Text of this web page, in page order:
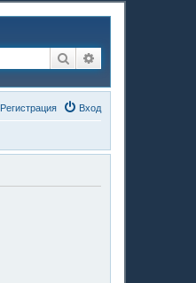
Поиск
Вход
Регистрация